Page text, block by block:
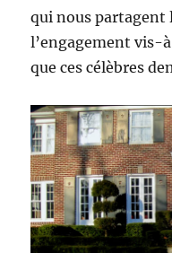
qui nous partagent
l’engagement vis-
que ces célèbres